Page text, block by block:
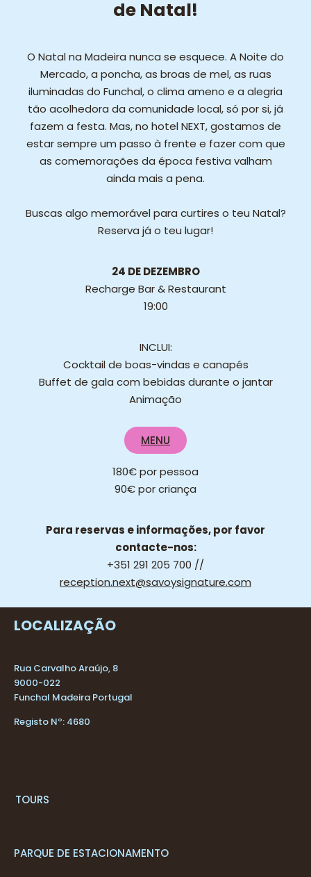
de Natal!
O Natal na Madeira nunca se esquece. A Noite do
Mercado, a poncha, as broas de mel, as ruas
iluminadas do Funchal, o clima ameno e a alegria
tão acolhedora da comunidade local, só por si, já
fazem a festa. Mas, no hotel NEXT, gostamos de
estar sempre um passo à frente e fazer com que
as comemorações da época festiva valham
ainda mais a pena.
Buscas algo memorável para curtires o teu Natal?
Reserva já o teu lugar!
24 DE DEZEMBRO
Recharge Bar & Restaurant
19:00
INCLUI:
Cocktail de boas-vindas e canapés
Buffet de gala com bebidas durante o jantar
Animação
MENU
180€ por pessoa
90€ por criança
Para reservas e informações, por favor
contacte-nos:
+351 291 205 700 //
reception.next@savoysignature.com
LOCALIZAÇÃO
Rua Carvalho Araújo, 8
9000-022
Funchal Madeira Portugal
Registo Nº: 4680
TOURS
PARQUE DE ESTACIONAMENTO